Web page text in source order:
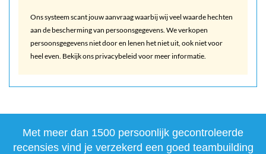
Ons systeem scant jouw aanvraag waarbij wij veel waarde hechten
aan de bescherming van persoonsgegevens. We verkopen
persoonsgegevens niet door en lenen het niet uit, ook niet voor
heel even. Bekijk ons privacybeleid voor meer informatie.
Met meer dan 1500 persoonlijk gecontroleerde
recensies vind je verzekerd een goed teambuilding